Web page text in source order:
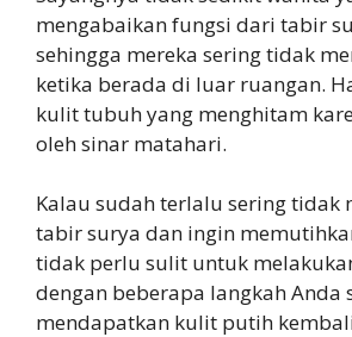
mengabaikan fungsi dari tabir
sehingga mereka sering tidak
ketika berada di luar ruangan.
kulit tubuh yang menghitam
oleh sinar matahari.
Kalau sudah terlalu sering tidak
tabir surya dan ingin
tidak perlu sulit untuk
dengan beberapa langkah Anda
mendapatkan kulit putih